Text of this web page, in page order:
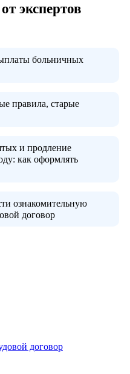
экспертов
больничных
правила, старые
и продление
как оформлять
ознакомительную
договор
договор